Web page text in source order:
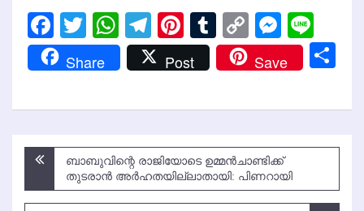
Facebook
TwitterWhatsApp
Telegram
Pinterest
Tumblr
Copy
Link
Share Post Save
Post
navigation
ബാബുവിന്റെ രാജിയോടെ ഉമ്മന്‍ചാണ്ടിക്ക്
തുടരാന്‍ അര്‍ഹതയില്ലാതായി: പിണറായി